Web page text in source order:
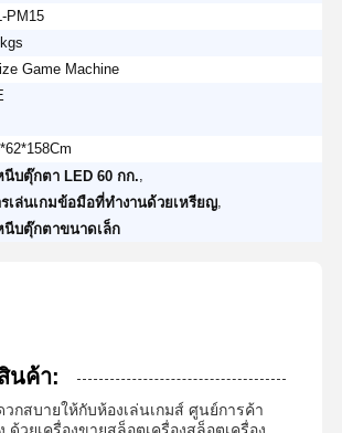
PM15
Game Machine
นีบตุ๊กตา LED 60 กก.
เล่นเกมข้อมือที่ทํางานด้วยเหรียญ
นีบตุ๊กตาขนาดเล็ก
นค้า:
กสบายให้กับห้องเล่นเกมส์ ศูนย์การค้า
ด้วยเครื่องขายสล็อตเครื่องสล็อตเครื่อง